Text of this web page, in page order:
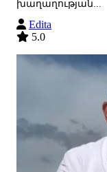
խաղաղության...
Edita
5.0